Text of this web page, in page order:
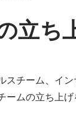
立ち
スチーム、イ
ームの立ち上げ